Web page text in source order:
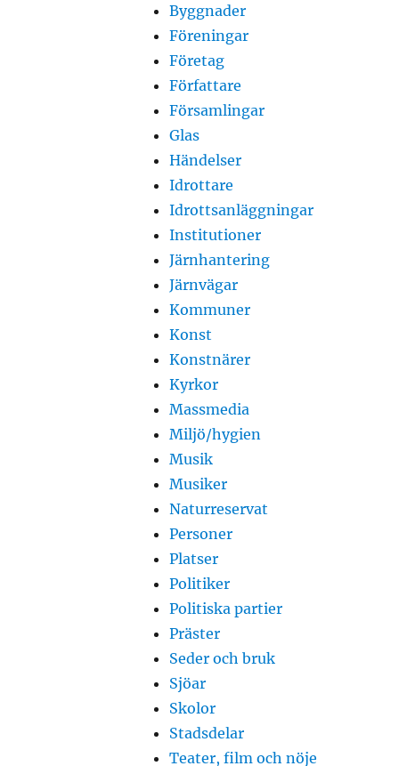
Byggnader
Föreningar
Företag
Författare
Församlingar
Glas
Händelser
Idrottare
Idrottsanläggningar
Institutioner
Järnhantering
Järnvägar
Kommuner
Konst
Konstnärer
Kyrkor
Massmedia
Miljö/hygien
Musik
Musiker
Naturreservat
Personer
Platser
Politiker
Politiska partier
Präster
Seder och bruk
Sjöar
Skolor
Stadsdelar
Teater, film och nöje